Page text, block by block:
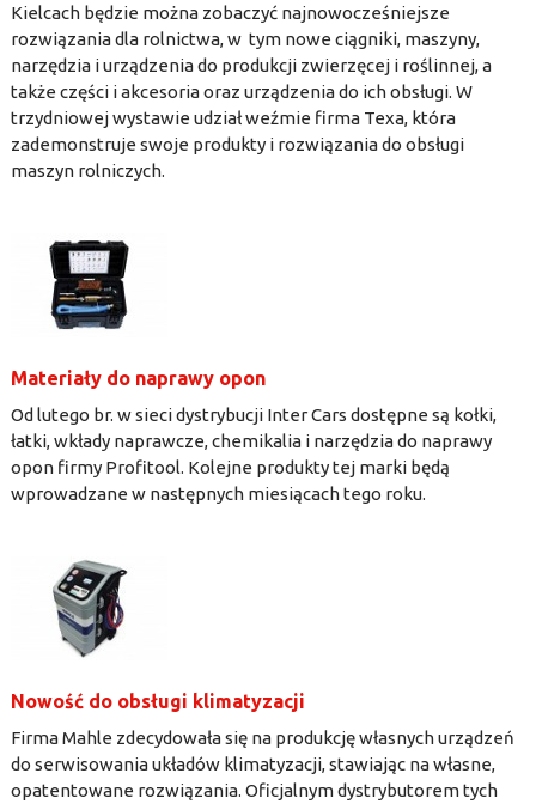
Kielcach będzie można zobaczyć najnowocześniejsze
rozwiązania dla rolnictwa, w tym nowe ciągniki, maszyny,
narzędzia i urządzenia do produkcji zwierzęcej i roślinnej, a
także części i akcesoria oraz urządzenia do ich obsługi. W
trzydniowej wystawie udział weźmie firma Texa, która
zademonstruje swoje produkty i rozwiązania do obsługi
maszyn rolniczych.
Materiały do naprawy opon
Od lutego br. w sieci dystrybucji Inter Cars dostępne są kołki,
łatki, wkłady naprawcze, chemikalia i narzędzia do naprawy
opon firmy Profitool. Kolejne produkty tej marki będą
wprowadzane w następnych miesiącach tego roku.
Nowość do obsługi klimatyzacji
Firma Mahle zdecydowała się na produkcję własnych urządzeń
do serwisowania układów klimatyzacji, stawiając na własne,
opatentowane rozwiązania. Oficjalnym dystrybutorem tych